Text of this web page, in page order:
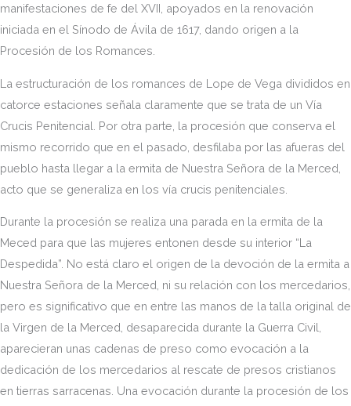
manifestaciones de fe del XVII, apoyados en la renovación
iniciada en el Sínodo de Ávila de 1617, dando origen a la
Procesión de los Romances.
La estructuración de los romances de Lope de Vega divididos en
catorce estaciones señala claramente que se trata de un Vía
Crucis Penitencial. Por otra parte, la procesión que conserva el
mismo recorrido que en el pasado, desfilaba por las afueras del
pueblo hasta llegar a la ermita de Nuestra Señora de la Merced,
acto que se generaliza en los vía crucis penitenciales.
Durante la procesión se realiza una parada en la ermita de la
Meced para que las mujeres entonen desde su interior “La
Despedida”. No está claro el origen de la devoción de la ermita a
Nuestra Señora de la Merced, ni su relación con los mercedarios,
pero es significativo que en entre las manos de la talla original de
la Virgen de la Merced, desaparecida durante la Guerra Civil,
aparecieran unas cadenas de preso como evocación a la
dedicación de los mercedarios al rescate de presos cristianos
en tierras sarracenas. Una evocación durante la procesión de los